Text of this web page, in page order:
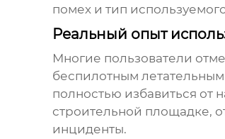
помех и тип
Реальный опыт
Многие пользователи
беспилотным летательным
полностью избавиться от
строительной площадке,
инциденты.